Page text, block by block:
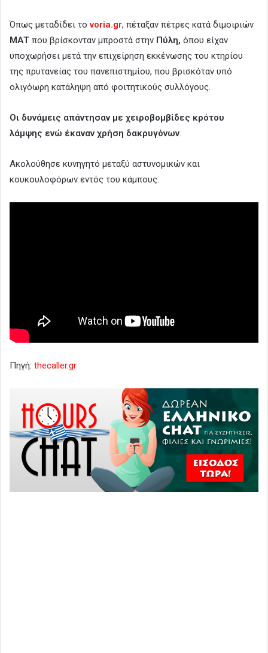
Όπως μεταδίδει τοvoria.gr, πέταξαν πέτρες κατά διμοιριών
ΜΑΤ που βρίσκονταν μπροστά στην Πύλη, όπου είχαν
υποχωρήσει μετά την επιχείρηση εκκένωσης του κτηρίου
της πρυτανείας του πανεπιστημίου, που βρισκόταν υπό
ολιγόωρη κατάληψη από φοιτητικούς συλλόγους.
Οι δυνάμεις απάντησαν με χειροβομβίδες κρότου
λάμψης ενώ έκαναν χρήση δακρυγόνων.
Ακολούθησε κυνηγητό μεταξύ αστυνομικών και
κουκουλοφόρων εντός του κάμπους.
Πηγή: thecaller.gr